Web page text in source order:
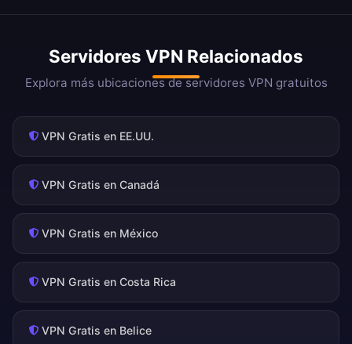
Servidores VPN Relacionados
Explora más ubicaciones de servidores VPN gratuitos
VPN Gratis en EE.UU.
VPN Gratis en Canadá
VPN Gratis en México
VPN Gratis en Costa Rica
VPN Gratis en Belice